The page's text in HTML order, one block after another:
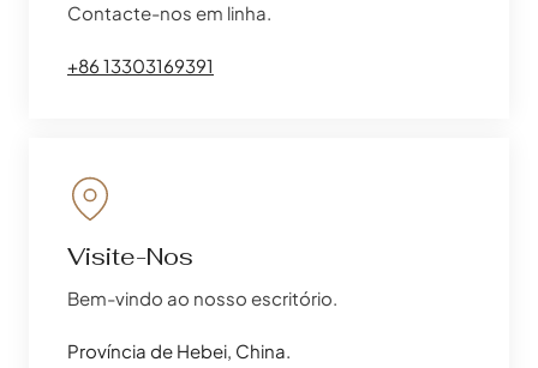
Contacte-nos em linha.
+86 13303169391
Visite-Nos
Bem-vindo ao nosso escritório.
Província de Hebei, China.